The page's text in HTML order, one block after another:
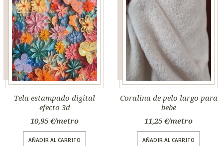
Tela estampado digital
efecto 3d
10,95€
AÑADIR AL CARRITO
Coralina de pelo largo para
bebe
11,25€
AÑADIR AL CARRITO